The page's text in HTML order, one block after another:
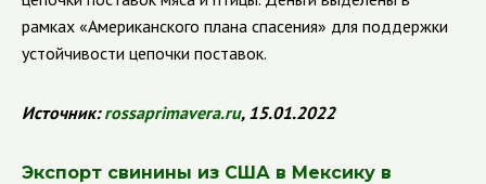
рамках «Американского плана спасения» для поддержки
устойчивости цепочки поставок.
Источник:rossaprimavera.ru, 15.01.2022
Экспорт свинины из США в Мексику в